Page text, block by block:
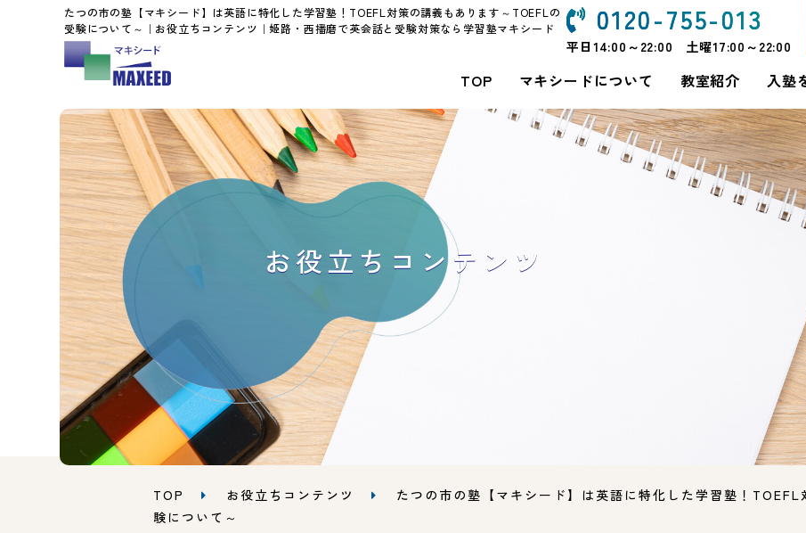
たつの市の塾【マキシード】は英語に特化した学習塾！TOEFL対策の講義もあります～TOEFLの
受験について～｜お役立ちコンテンツ｜姫路・西播磨で英会話と受験対策なら学習塾マキシード
0120-755-013
平日14:00～22:00 土曜17:00～22:00
TOP マキシードについて 教室紹介 入塾
お役立ちコンテンツ
TOP お役立ちコンテンツ
たつの市の塾【マキシード】は英語に特化した学習塾！
験について～